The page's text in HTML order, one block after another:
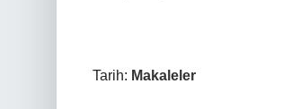
Tarih: Makaleler